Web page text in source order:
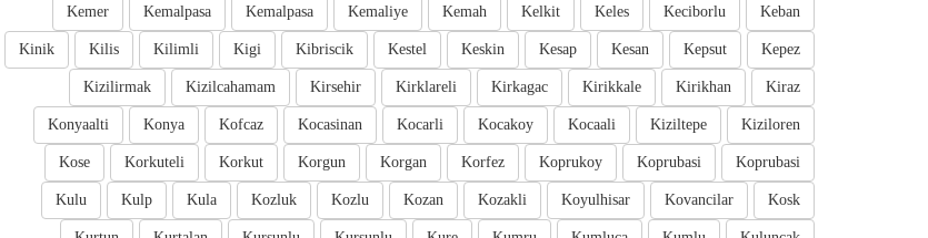
Keban
Keciborlu
Keles
Kelkit
Kemah
Kemaliye
Kemalpasa
Kemalpasa
Kemer
Kepez
Kepsut
Kesan
Kesap
Keskin
Kestel
Kibriscik
Kigi
Kilimli
Kilis
Kinik
Kiraz
Kirikhan
Kirikkale
Kirkagac
Kirklareli
Kirsehir
Kizilcahamam
Kizilirmak
Kiziloren
Kiziltepe
Kocaali
Kocakoy
Kocarli
Kocasinan
Kofcaz
Konya
Konyaalti
Koprubasi
Koprubasi
Koprukoy
Korfez
Korgan
Korgun
Korkut
Korkuteli
Kose
Kosk
Kovancilar
Koyulhisar
Kozakli
Kozan
Kozlu
Kozluk
Kula
Kulp
Kulu